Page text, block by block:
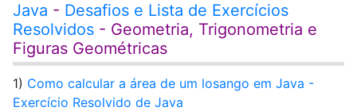
Java - Desafios e Lista de Exercícios
Resolvidos - Geometria, Trigonometria e
Figuras Geométricas
1) Como calcular a área de um losango em Java -
Exercício Resolvido de Java